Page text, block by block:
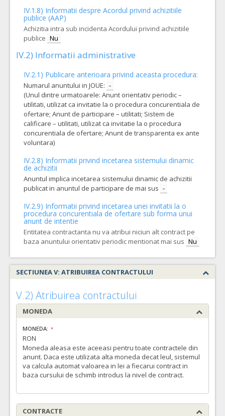
IV.1.8) Informatii despre Acordul privind achizitiile
publice (AAP)
Achizitia intra sub incidenta Acordului privind achizitiile
publice Nu
IV.2) Informatii administrative
IV.2.1) Publicare anterioara privind aceasta procedura:
Numarul anuntului in JOUE: -
(Unul dintre urmatoarele: Anunt orientativ periodic –
utilitati, utilizat ca invitatie la o procedura concurentiala de
ofertare; Anunt de participare – utilitati; Sistem de
calificare – utilitati, utilizat ca invitatie la o procedura
concurentiala de ofertare; Anunt de transparenta ex ante
voluntara)
IV.2.8) Informatii privind incetarea sistemului dinamic
de achizitii
Anuntul implica incetarea sistemului dinamic de achizitii
publicat in anuntul de participare de mai sus -
IV.2.9) Informatii privind incetarea unei invitatii la o
procedura concurentiala de ofertare sub forma unui
anunt de intentie
Entitatea contractanta nu va atribui niciun alt contract pe
baza anuntului orientativ periodic mentionat mai sus Nu
SECTIUNEA V: ATRIBUIREA CONTRACTULUI
V.2) Atribuirea contractului
MONEDA
MONEDA:
RON
Moneda aleasa este aceeasi pentru toate contractele din
anunt. Daca este utilizata alta moneda decat leul, sistemul
va calcula automat valoarea in lei a fiecarui contract in
baza cursului de schimb introdus la nivel de contract.
CONTRACTE